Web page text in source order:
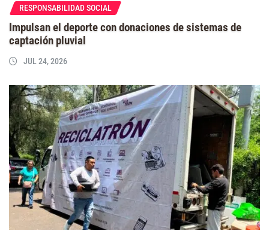
RESPONSABILIDAD SOCIAL
Impulsan el deporte con donaciones de sistemas de
captación pluvial
JUL 24, 2026